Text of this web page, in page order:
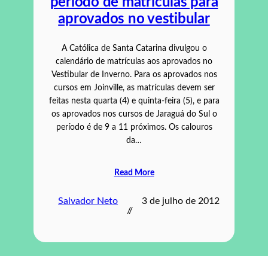
aprovados no vestibular
A Católica de Santa Catarina divulgou o
calendário de matrículas aos aprovados no
Vestibular de Inverno. Para os aprovados nos
cursos em Joinville, as matrículas devem ser
feitas nesta quarta (4) e quinta-feira (5), e para
os aprovados nos cursos de Jaraguá do Sul o
período é de 9 a 11 próximos. Os calouros
da…
Read More
Salvador Neto
//
3 de julho de 2012